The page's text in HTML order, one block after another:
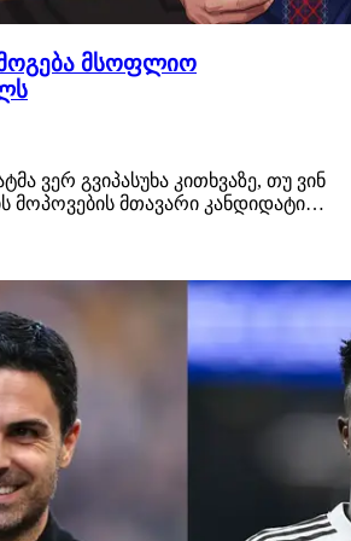
მსოფლიო
ვერ გვიპასუხა კითხვაზე, თუ ვინ
მოპოვების მთავარი კანდიდატი
გამოკვეთილი
ამ შემთხვევაში სხვა
გვიწევს. ისევ და ისევ მსოფლიო